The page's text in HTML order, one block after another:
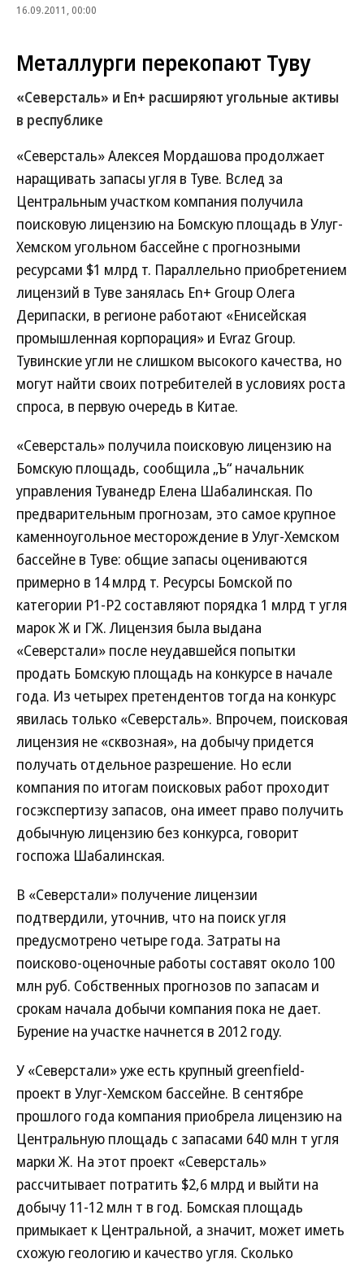
16.09.2011, 00:00
Металлурги перекопают Туву
«Северсталь» и En+ расширяют угольные активы
в республике
«Северсталь» Алексея Мордашова продолжает
наращивать запасы угля в Туве. Вслед за
Центральным участком компания получила
поисковую лицензию на Бомскую площадь в Улуг-
Хемском угольном бассейне с прогнозными
ресурсами $1 млрд т. Параллельно приобретением
лицензий в Туве занялась En+ Group Олега
Дерипаски, в регионе работают «Енисейская
промышленная корпорация» и Evraz Group.
Тувинские угли не слишком высокого качества, но
могут найти своих потребителей в условиях роста
спроса, в первую очередь в Китае.
«Северсталь» получила поисковую лицензию на
Бомскую площадь, сообщила „Ъ“ начальник
управления Туванедр Елена Шабалинская. По
предварительным прогнозам, это самое крупное
каменноугольное месторождение в Улуг-Хемском
бассейне в Туве: общие запасы оцениваются
примерно в 14 млрд т. Ресурсы Бомской по
категории Р1-Р2 составляют порядка 1 млрд т угля
марок Ж и ГЖ. Лицензия была выдана
«Северстали» после неудавшейся попытки
продать Бомскую площадь на конкурсе в начале
года. Из четырех претендентов тогда на конкурс
явилась только «Северсталь». Впрочем, поисковая
лицензия не «сквозная», на добычу придется
получать отдельное разрешение. Но если
компания по итогам поисковых работ проходит
госэкспертизу запасов, она имеет право получить
добычную лицензию без конкурса, говорит
госпожа Шабалинская.
В «Северстали» получение лицензии
подтвердили, уточнив, что на поиск угля
предусмотрено четыре года. Затраты на
поисково-оценочные работы составят около 100
млн руб. Собственных прогнозов по запасам и
срокам начала добычи компания пока не дает.
Бурение на участке начнется в 2012 году.
У «Северстали» уже есть крупный greenfield-
проект в Улуг-Хемском бассейне. В сентябре
прошлого года компания приобрела лицензию на
Центральную площадь с запасами 640 млн т угля
марки Ж. На этот проект «Северсталь»
рассчитывает потратить $2,6 млрд и выйти на
добычу 11-12 млн т в год. Бомская площадь
примыкает к Центральной, а значит, может иметь
схожую геологию и качество угля. Сколько